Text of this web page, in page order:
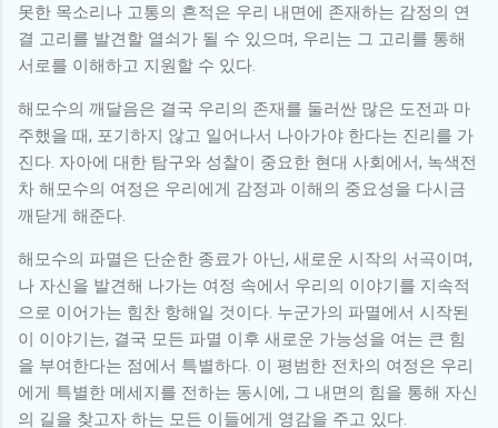
못한 목소리나 고통의 흔적은 우리 내면에 존재하는 감정의 연
결 고리를 발견할 열쇠가 될 수 있으며, 우리는 그 고리를 통해
서로를 이해하고 지원할 수 있다.
해모수의 깨달음은 결국 우리의 존재를 둘러싼 많은 도전과 마
주했을 때, 포기하지 않고 일어나서 나아가야 한다는 진리를 가
진다. 자아에 대한 탐구와 성찰이 중요한 현대 사회에서, 녹색전
차 해모수의 여정은 우리에게 감정과 이해의 중요성을 다시금
깨닫게 해준다.
해모수의 파멸은 단순한 종료가 아닌, 새로운 시작의 서곡이며,
나 자신을 발견해 나가는 여정 속에서 우리의 이야기를 지속적
으로 이어가는 힘찬 항해일 것이다. 누군가의 파멸에서 시작된
이 이야기는, 결국 모든 파멸 이후 새로운 가능성을 여는 큰 힘
을 부여한다는 점에서 특별하다. 이 평범한 전차의 여정은 우리
에게 특별한 메세지를 전하는 동시에, 그 내면의 힘을 통해 자신
의 길을 찾고자 하는 모든 이들에게 영감을 주고 있다.